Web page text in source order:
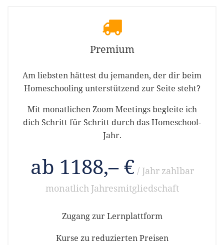
Premium
Am liebsten hättest du jemanden, der dir beim
Homeschooling unterstützend zur Seite steht?
Mit monatlichen Zoom Meetings begleite ich
dich Schritt für Schritt durch das Homeschool-
Jahr.
ab 1188,– € / Jahr zahlbar
monatlich Jahresmitgliedschaft
Zugang zur Lernplattform
Kurse zu reduzierten Preisen